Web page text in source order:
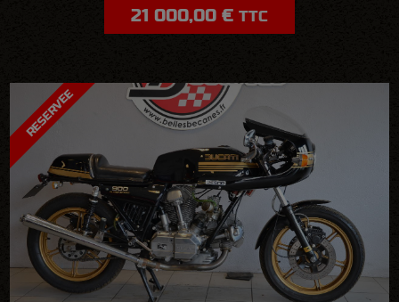
21 000,00 € TTC
RESERVEE